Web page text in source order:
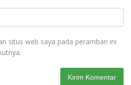
situs web saya pada peramban ini